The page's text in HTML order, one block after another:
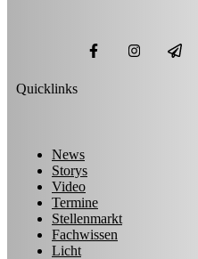
Quicklinks
News
Storys
Video
Termine
Stellenmarkt
Fachwissen
Licht